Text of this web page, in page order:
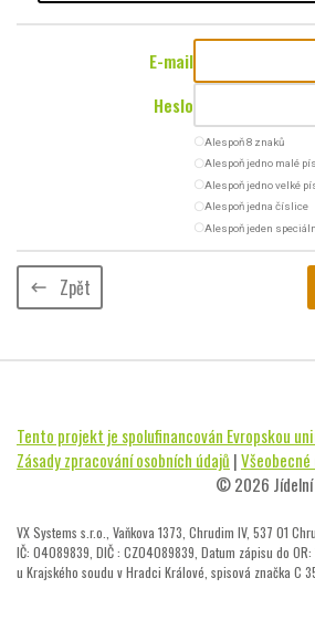
E-mail
Heslo
radio_button_uncheckedAlespoň 8 znaků
radio_button_uncheckedAlespoň jedno malé
radio_button_uncheckedAlespoň jedno velké
radio_button_uncheckedAlespoň jedna číslice
radio_button_uncheckedAlespoň jeden
keyboard_backspace Zpět
Tento projekt je spolufinancován Evropskou
Zásady zpracování osobních údajů |
© 2026 Jídelní
VX Systems s.r.o., Vaňkova 1373, Chrudim IV, 537 01
IČ: 04089839, DIČ : CZ04089839, Datum zápisu do
u Krajského soudu v Hradci Králové, spisová značka C